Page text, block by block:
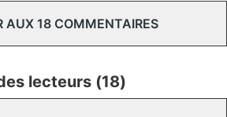
AUX 18 COMMENTAIRES
lecteurs (18)